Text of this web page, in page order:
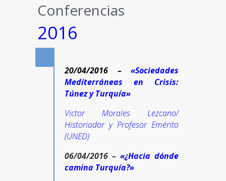
Conferencias
2016
20/04/2016 –
«Sociedades
Mediterráneas en Crisis:
Túnez y Turquía»
Victor Morales Lezcano/
Historiador y Profesor Emérito
(UNED)
06/04/2016 – «¿Hacia dónde
camina Turquía?»